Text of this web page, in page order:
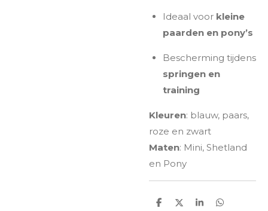
Ideaal voor kleine
paarden en pony’s
Bescherming tijdens
springen en
training
Kleuren: blauw, paars,
roze en zwart
Maten: Mini, Shetland
en Pony
D
D
S
D